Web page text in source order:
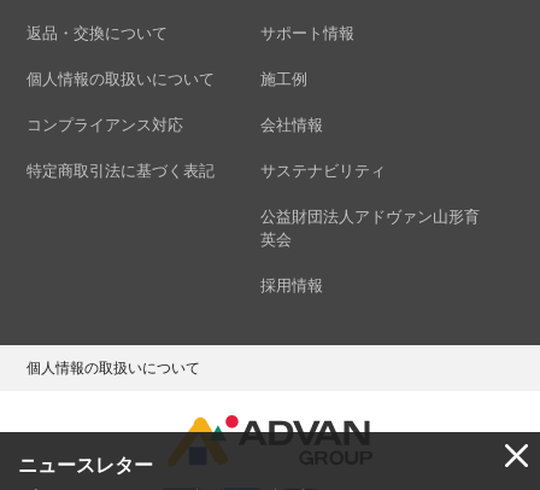
ニュースレター
返品・交換について
個人情報の取扱いについて
コンプライアンス対応
特定商取引法に基づく表記
サポート情報
施工例
会社情報
サステナビリティ
公益財団法人アドヴァン山形育
英会
採用情報
個人情報の取扱いについて